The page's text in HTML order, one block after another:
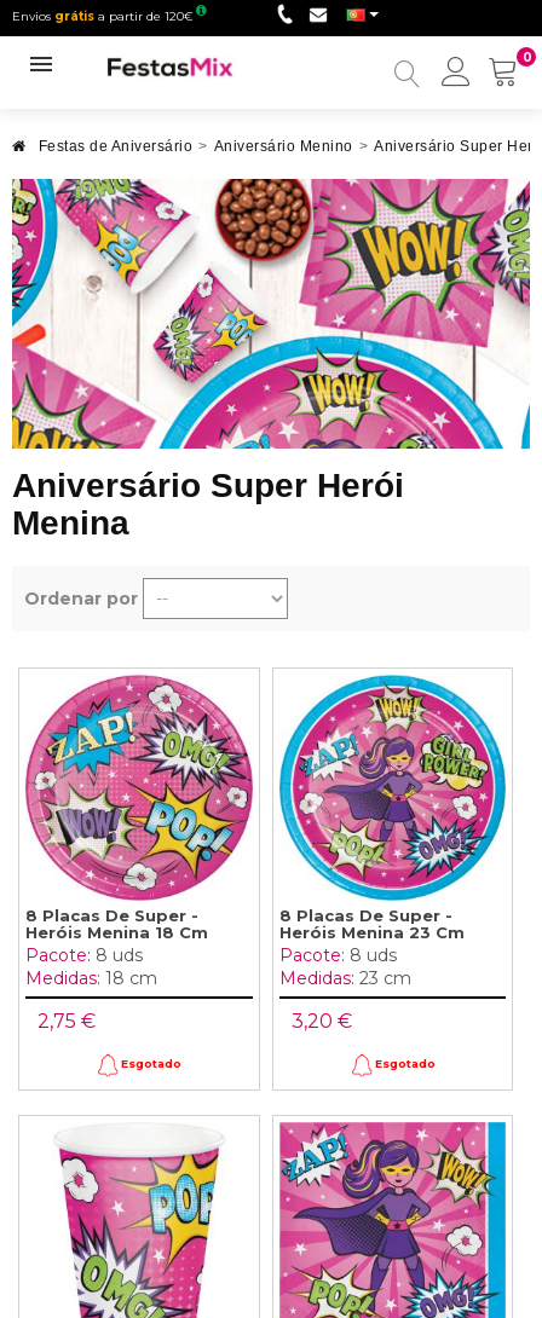
Envios grátis a partir de 120€
0
Minha
Festas de Aniversário > Aniversário Menino > Aniversário Super
Aniversário Super Herói
Menina
Ordenar por
8 Placas De Super -
Heróis Menina 18 Cm
Pacote: 8 uds
Medidas: 18 cm
2,75 €
Esgotado
8 Placas De Super -
Heróis Menina 23 Cm
Pacote: 8 uds
Medidas: 23 cm
3,20 €
Esgotado